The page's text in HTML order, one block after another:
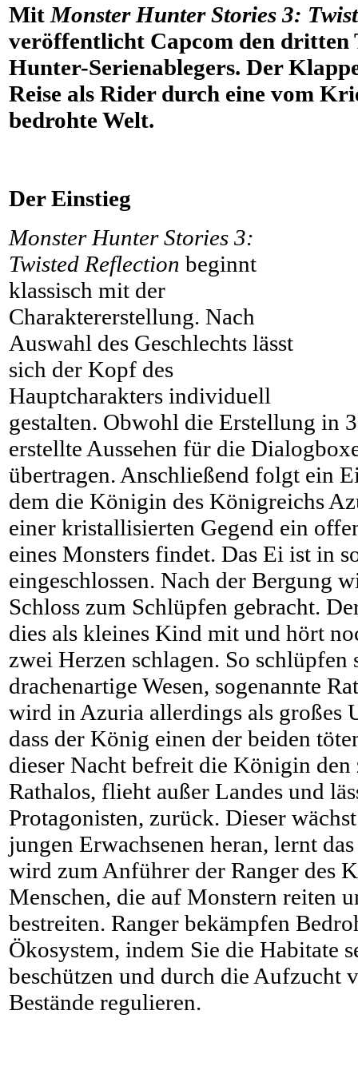
Mit Monster Hunter Stories 3:
veröffentlicht Capcom den dritten
Hunter-Serienablegers. Der
Reise als Rider durch eine vom
bedrohte Welt.
Der Einstieg
Monster Hunter Stories 3:
Twisted Reflection beginnt
klassisch mit der
Charaktererstellung. Nach
Auswahl des Geschlechts lässt
sich der Kopf des
Hauptcharakters individuell
gestalten. Obwohl die Erstellung in
erstellte Aussehen für die
übertragen. Anschließend folgt ein
dem die Königin des Königreichs
einer kristallisierten Gegend ein
eines Monsters findet. Das Ei ist in
eingeschlossen. Nach der Bergung
Schloss zum Schlüpfen gebracht.
dies als kleines Kind mit und hört
zwei Herzen schlagen. So
drachenartige Wesen, sogenannte
wird in Azuria allerdings als großes
dass der König einen der beiden
dieser Nacht befreit die Königin
Rathalos, flieht außer Landes und
Protagonisten, zurück. Dieser
jungen Erwachsenen heran, lernt
wird zum Anführer der Ranger des
Menschen, die auf Monstern reiten
bestreiten. Ranger bekämpfen
Ökosystem, indem Sie die Habitate
beschützen und durch die Aufzucht
Bestände regulieren.